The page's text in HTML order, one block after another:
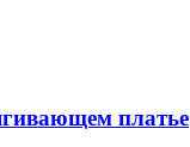
платье